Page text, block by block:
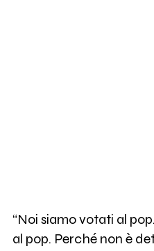
“Noi siamo votati al
al pop. Perché non è